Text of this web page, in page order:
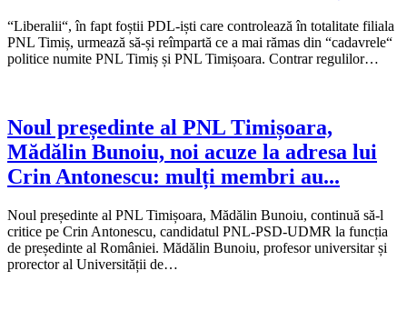
“Liberalii“, în fapt foștii PDL-iști care controlează în totalitate filiala
PNL Timiș, urmează să-și reîmpartă ce a mai rămas din “cadavrele“
politice numite PNL Timiș și PNL Timișoara. Contrar regulilor…
Noul președinte al PNL Timișoara,
Mădălin Bunoiu, noi acuze la adresa lui
Crin Antonescu: mulți membri au...
Noul președinte al PNL Timișoara, Mădălin Bunoiu, continuă să-l
critice pe Crin Antonescu, candidatul PNL-PSD-UDMR la funcția
de președinte al României. Mădălin Bunoiu, profesor universitar și
prorector al Universității de…